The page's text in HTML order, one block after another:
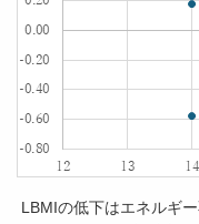
LBMIの低下はエネルギ